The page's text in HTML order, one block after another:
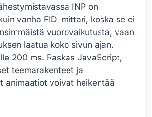
INP on
vanha FID-mittari, koska se ei
vuorovaikutusta, vaan
laatua koko sivun ajan.
200 ms. Raskas JavaScript,
teemarakenteet ja
animaatiot voivat heikentää